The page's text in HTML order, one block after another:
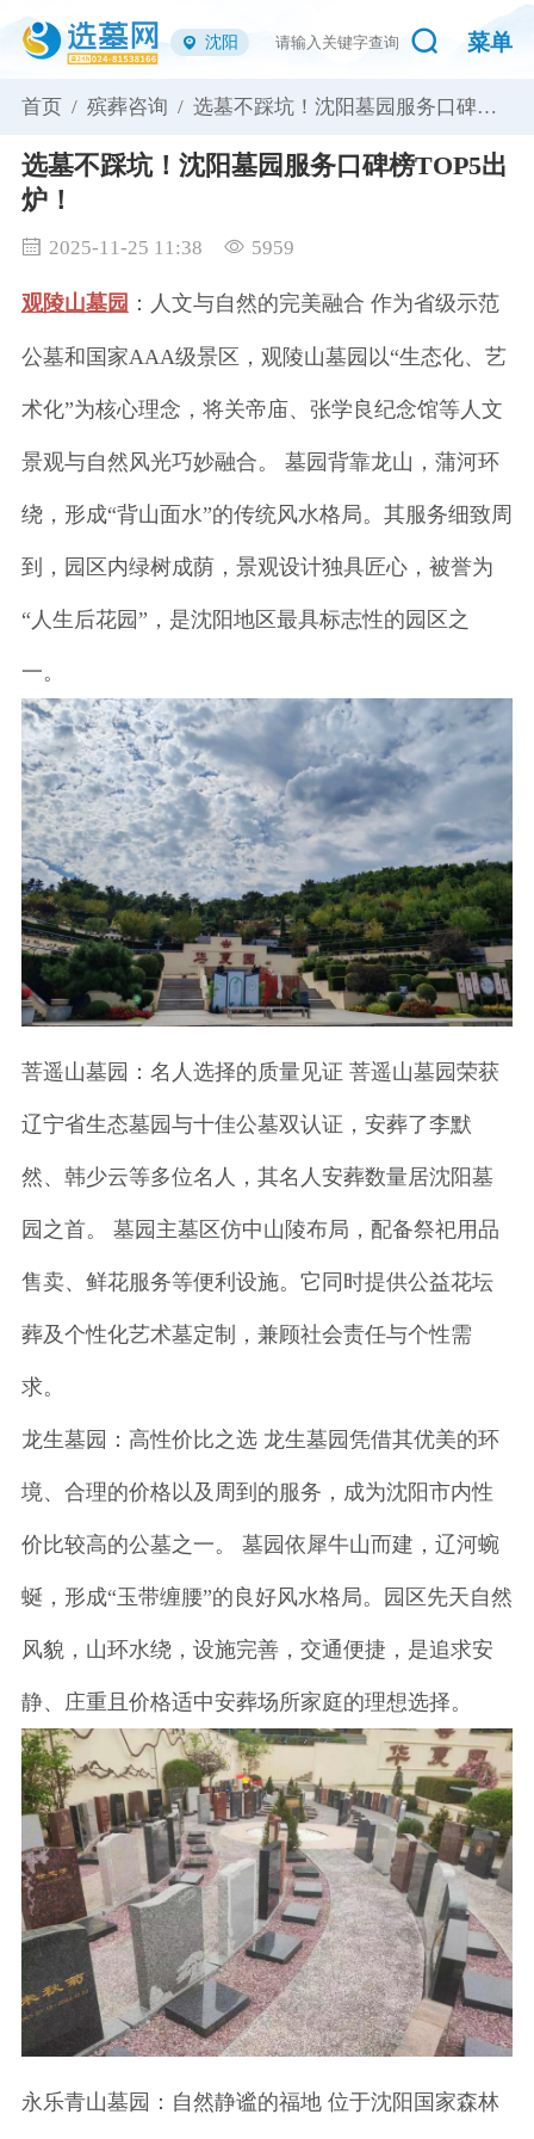
沈阳 菜单
首页 / 殡葬咨询 / 选墓不踩坑！沈阳墓园服务口碑榜
选墓不踩坑！沈阳墓园服务口碑榜TOP5出
炉！
2025-11-25 11:38 5959
观陵山墓园 ：人文与自然的完美融合 作为省级示范
公墓和国家AAA级景区，观陵山墓园以“生态化、艺
术化”为核心理念，将关帝庙、张学良纪念馆等人文
景观与自然风光巧妙融合。 墓园背靠龙山，蒲河环
绕，形成“背山面水”的传统风水格局。其服务细致周
到，园区内绿树成荫，景观设计独具匠心，被誉为
“人生后花园”，是沈阳地区最具标志性的园区之
一。
菩遥山墓园：名人选择的质量见证 菩遥山墓园荣获
辽宁省生态墓园与十佳公墓双认证，安葬了李默
然、韩少云等多位名人，其名人安葬数量居沈阳墓
园之首。 墓园主墓区仿中山陵布局，配备祭祀用品
售卖、鲜花服务等便利设施。它同时提供公益花坛
葬及个性化艺术墓定制，兼顾社会责任与个性需
求。
龙生墓园：高性价比之选 龙生墓园凭借其优美的环
境、合理的价格以及周到的服务，成为沈阳市内性
价比较高的公墓之一。 墓园依犀牛山而建，辽河蜿
蜒，形成“玉带缠腰”的良好风水格局。园区先天自然
风貌，山环水绕，设施完善，交通便捷，是追求安
静、庄重且价格适中安葬场所家庭的理想选择。
永乐青山墓园：自然静谧的福地 位于沈阳国家森林